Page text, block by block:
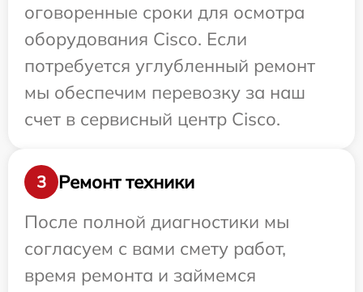
оговоренные сроки для осмотра
оборудования Cisco. Если
потребуется углубленный ремонт
мы обеспечим перевозку за наш
счет в сервисный центр Cisco.
3
Ремонт техники
После полной диагностики мы
согласуем с вами смету работ,
время ремонта и займемся